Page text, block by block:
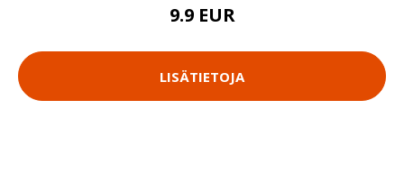
9.9 EUR
LISÄTIETOJA